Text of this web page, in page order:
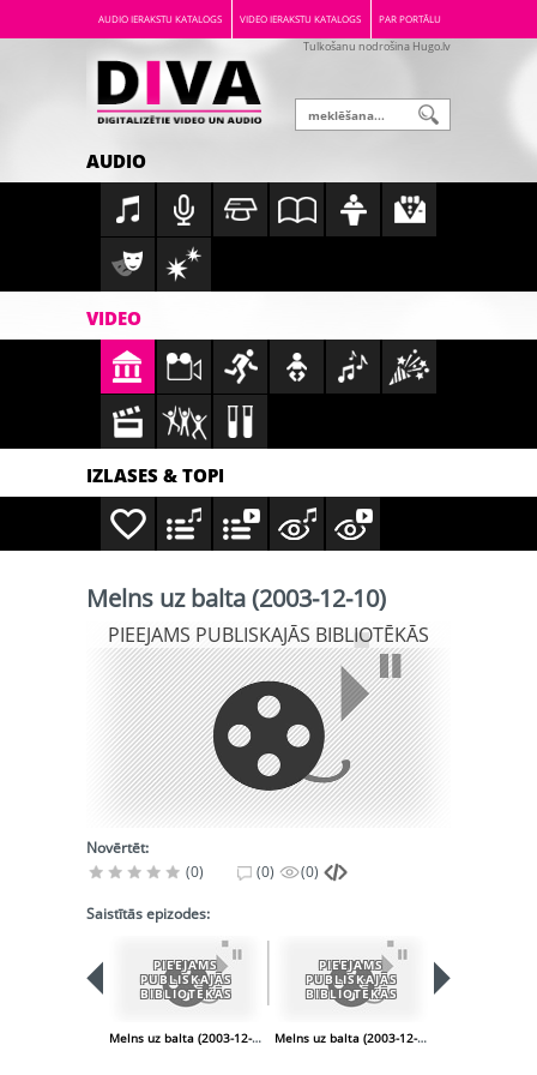
AUDIO IERAKSTU KATALOGS VIDEO IERAKSTU KATALOGS PAR PORTĀLU
Tulkošanu nodrošina Hugo.lv
AUDIO
VIDEO
IZLASES & TOPI
Melns uz balta (2003-12-10)
PIEEJAMS PUBLISKAJĀS BIBLIOTĒKĀS
Novērtēt:
(0)
(0) (0)
Saistītās epizodes:
PIEEJAMS
PUBLISKAJĀS
BIBLIOTĒKĀS
Melns uz balta (2003-12-03)
PIEEJAMS
PUBLISKAJĀS
BIBLIOTĒKĀS
Melns uz balta (2003-12-17)